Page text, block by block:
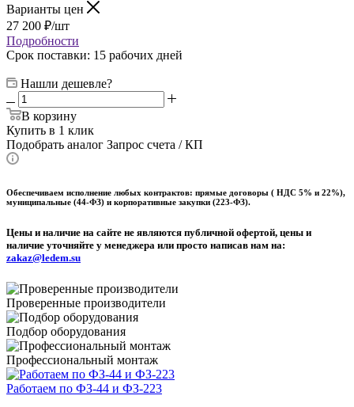
Варианты цен
27 200 ₽/шт
Подробности
Срок поставки: 15 рабочих дней
Нашли дешевле?
В корзину
Купить в 1 клик
Подобрать аналог Запрос счета / КП
Обеспечиваем исполнение любых контрактов: прямые договоры ( НДС 5% и 22%),
муниципальные (44-ФЗ) и корпоративные закупки (223-ФЗ).
Цены и наличие на сайте не являются публичной офертой, цены и
наличие уточняйте у менеджера или просто написав нам на:
zakaz@ledem.su
Проверенные производители
Подбор оборудования
Профессиональный монтаж
Работаем по ФЗ-44 и ФЗ-223